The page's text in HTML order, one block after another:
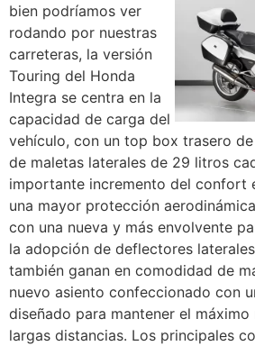
bien podríamos ver
rodando por nuestras
carreteras, la versión
Touring del Honda
Integra se centra en la
capacidad de carga del
vehículo, con un top box trasero
de maletas laterales de 29 litros
importante incremento del confort
una mayor protección
con una nueva y más envolvente
la adopción de deflectores
también ganan en comodidad de
nuevo asiento confeccionado con
diseñado para mantener el
largas distancias. Los principales